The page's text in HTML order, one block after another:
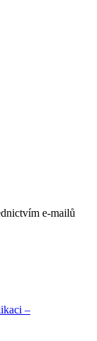
e-mailů
–